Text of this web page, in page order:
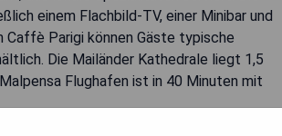
einem Flachbild-TV, einer Minibar und
Parigi können Gäste typische
Die Mailänder Kathedrale liegt 1,5
Flughafen ist in 40 Minuten mit